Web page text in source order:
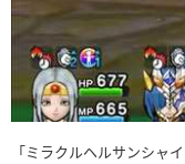
「ミラクルヘルサンシャ